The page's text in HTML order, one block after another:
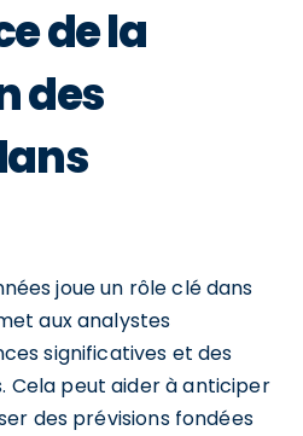
de la
des
joue un rôle clé dans
aux analystes
significatives et des
Cela peut aider à anticiper
des prévisions fondées